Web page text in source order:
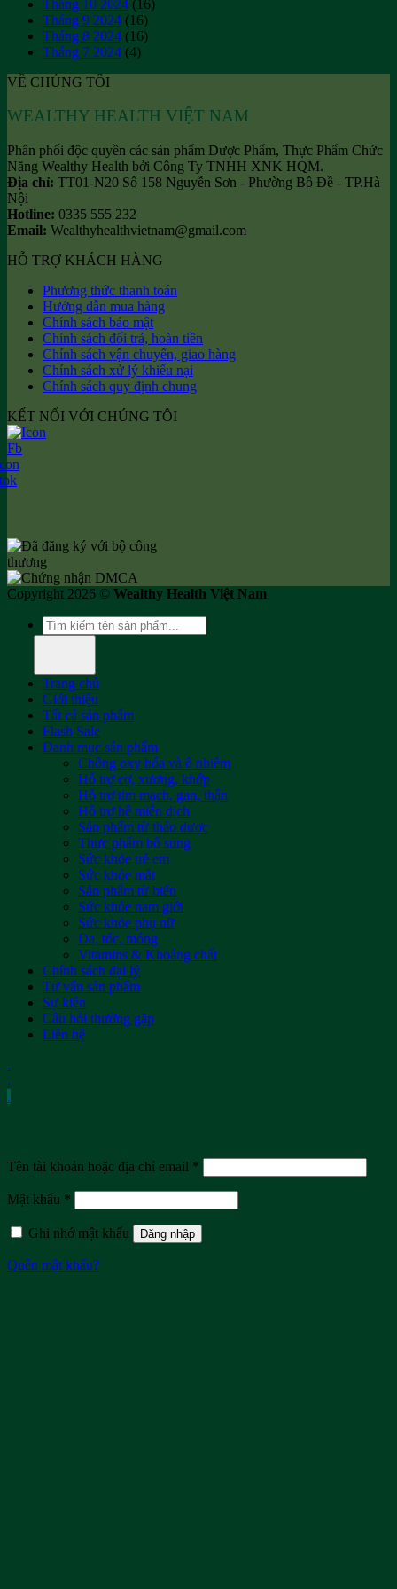
Tháng 10 2024 (16)
Tháng 9 2024 (16)
Tháng 8 2024 (16)
Tháng 7 2024 (4)
VỀ CHÚNG TÔI
WEALTHY HEALTH VIỆT NAM
Phân phối độc quyền các sản phẩm Dược Phẩm, Thực Phẩm Chức
Năng Wealthy Health bởi Công Ty TNHH XNK HQM.
Địa chỉ: TT01-N20 Số 158 Nguyễn Sơn - Phường Bồ Đề - TP.Hà
Nội
Hotline: 0335 555 232
Email: Wealthyhealthvietnam@gmail.com
HỖ TRỢ KHÁCH HÀNG
Phương thức thanh toán
Hướng dẫn mua hàng
Chính sách bảo mật
Chính sách đổi trả, hoàn tiền
Chính sách vận chuyển, giao hàng
Chính sách xử lý khiếu nại
Chính sách quy định chung
KẾT NỐI VỚI CHÚNG TÔI
Copyright 2026 © Wealthy Health Việt Nam
Tìm
kiếm:
Trang chủ
Giới thiệu
Tất cả sản phẩm
Flash Sale
Danh mục sản phẩm
Chống oxy hóa và ô nhiễm
Hỗ trợ cơ, xương, khớp
Hỗ trợ tim mạch, gan, thận
Hỗ trợ hệ miễn dịch
Sản phẩm từ thảo dược
Thực phẩm bổ sung
Sức khỏe trẻ em
Sức khỏe mắt
Sản phẩm từ biển
Sức khỏe nam giới
Sức khỏe phụ nữ
Da, tóc, móng
Vitamins & Khoáng chất
Chính sách đại lý
Tư vấn sản phẩm
Sự kiện
Câu hỏi thường gặp
Liên hệ
.
.
.
Tên tài khoản hoặc địa chỉ email *
Mật khẩu *
Ghi nhớ mật khẩu Đăng nhập
Quên mật khẩu?